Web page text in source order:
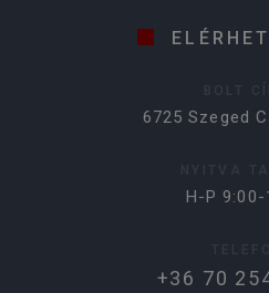
6725 Szeged
H-P 9:00-
+36 70